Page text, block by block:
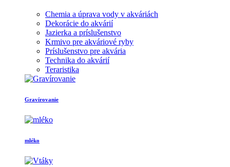
Chemia a úprava vody v akváriách
Dekorácie do akvárií
Jazierka a príslušenstvo
Krmivo pre akváriové ryby
Príslušenstvo pre akvária
Technika do akvárií
Teraristika
Gravírovanie
mléko